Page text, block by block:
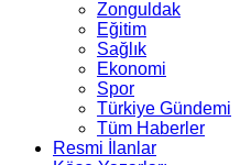
Zonguldak
Eğitim
Sağlık
Ekonomi
Spor
Türkiye Gündemi
Tüm Haberler
Resmi İlanlar